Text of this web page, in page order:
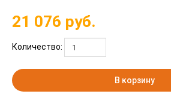
21 076 руб.
Количество:
В корзину